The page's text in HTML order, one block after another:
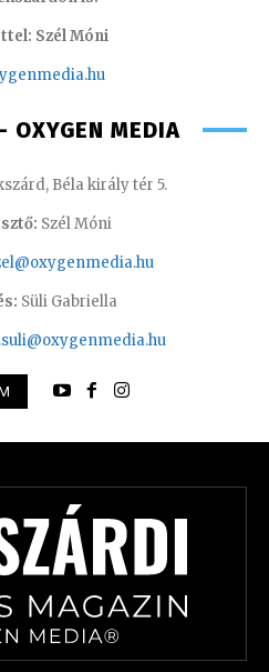
Szél Móni
OXYGEN MEDIA
Béla király tér 5.
Szél Móni
Süli Gabriella